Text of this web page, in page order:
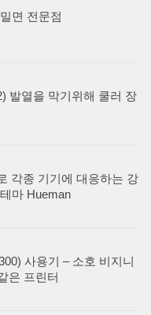
면 전문점
발열을 막기위해 쿨러 장
각종 기기에 대응하는 강
마 Hueman
사용기 – 소호 비지니
은 프린터